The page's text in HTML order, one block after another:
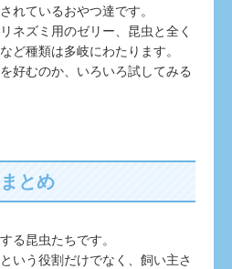
れているおやつ達です。
ネズミ用のゼリー、昆虫と全く
ど種類は多岐にわたります。
好むのか、いろいろ試してみる
まとめ
る昆虫たちです。
いう役割だけでなく、飼い主さ